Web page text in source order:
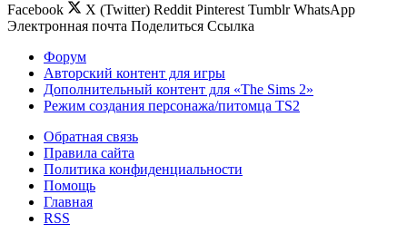
Facebook
X (Twitter) Reddit Pinterest Tumblr WhatsApp
Электронная почта Поделиться Ссылка
Форум
Авторский контент для игры
Дополнительный контент для «The Sims 2»
Режим создания персонажа/питомца TS2
Обратная связь
Правила сайта
Политика конфиденциальности
Помощь
Главная
RSS